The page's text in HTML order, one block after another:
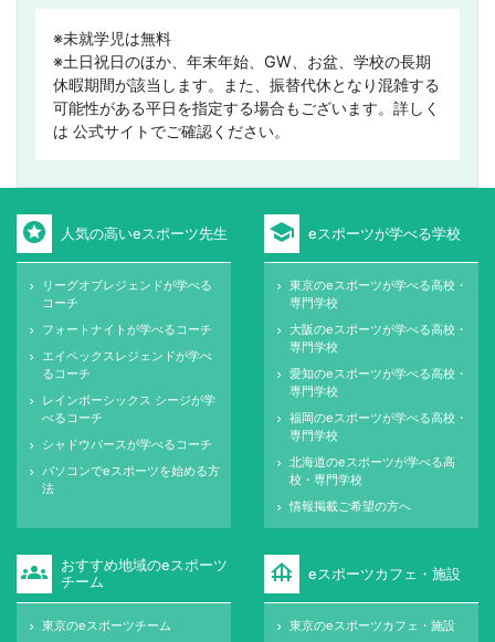
※未就学児は無料
※土日祝日のほか、年末年始、GW、お盆、学校の長期
休暇期間が該当します。また、振替代休となり混雑する
可能性がある平日を指定する場合もございます。詳しく
は 公式サイトでご確認ください。
stars 人気の高いeスポーツ先生
keyboard_arrow_right
リーグオブレジェンドが学べる
コーチ
keyboard_arrow_right フォートナイトが学べるコーチ
keyboard_arrow_right
エイペックスレジェンドが学べ
るコーチ
keyboard_arrow_right
レインボーシックス シージが学
べるコーチ
keyboard_arrow_right シャドウバースが学べるコーチ
keyboard_arrow_right
パソコンでeスポーツを始める方
法
school eスポーツが学べる学校
keyboard_arrow_right
東京のeスポーツが学べる高校・
専門学校
keyboard_arrow_right
大阪のeスポーツが学べる高校・
専門学校
keyboard_arrow_right
愛知のeスポーツが学べる高校・
専門学校
keyboard_arrow_right
福岡のeスポーツが学べる高校・
専門学校
keyboard_arrow_right
北海道のeスポーツが学べる高
校・専門学校
keyboard_arrow_right 情報掲載ご希望の方へ
groups
おすすめ地域のeスポーツ
チーム
keyboard_arrow_right 東京のeスポーツチーム
foundation eスポーツカフェ・施設
keyboard_arrow_right 東京のeスポーツカフェ・施設